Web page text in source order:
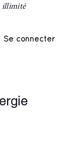
illimité
Se connecter